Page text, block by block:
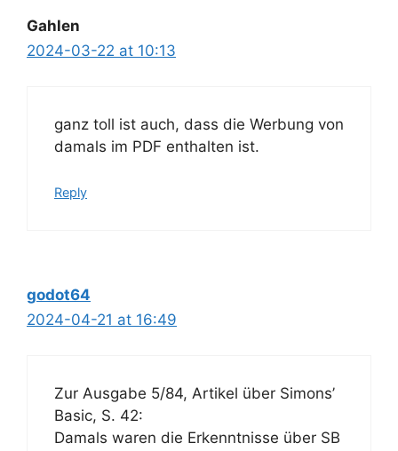
Gahlen
2024-03-22 at 10:13
ganz toll ist auch, dass die Werbung von
damals im PDF enthalten ist.
Reply
godot64
2024-04-21 at 16:49
Zur Ausgabe 5/84, Artikel über Simons’
Basic, S. 42:
Damals waren die Erkenntnisse über SB